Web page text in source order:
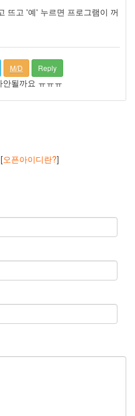
뜨고 '예' 누르면 프로그램이 꺼
M/D Reply
될까요 ㅠㅠㅠ
오픈아이디란?]